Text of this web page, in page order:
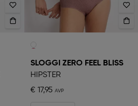
SLOGGI ZERO FEEL BLISS
HIPSTER
€ 17,95